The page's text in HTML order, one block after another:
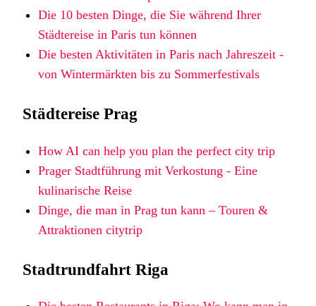
Die 10 besten Dinge, die Sie während Ihrer
Städtereise in Paris tun können
Die besten Aktivitäten in Paris nach Jahreszeit -
von Wintermärkten bis zu Sommerfestivals
Städtereise Prag
How AI can help you plan the perfect city trip
Prager Stadtführung mit Verkostung - Eine
kulinarische Reise
Dinge, die man in Prag tun kann – Touren &
Attraktionen citytrip
Stadtrundfahrt Riga